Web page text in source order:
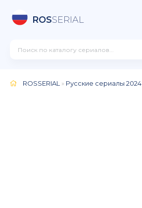
ROSSERIAL
ROSSERIAL » Русские сериалы 2024